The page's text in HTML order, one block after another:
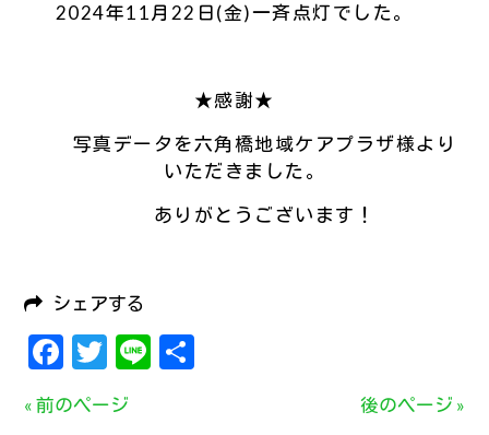
2024年11月22日(金)一斉点灯でした。
★感謝★
写真データを六角橋地域ケアプラザ様より
いただきました。
ありがとうございます！
シェアする
Facebook
Twitter
Line
« 前のページ 後のページ »